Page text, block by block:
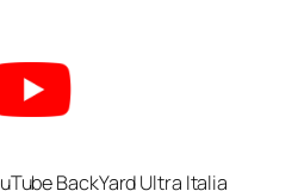
BackYard Ultra Italia